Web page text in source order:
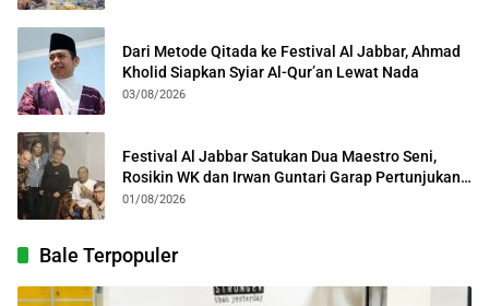
Dari Metode Qitada ke Festival Al Jabbar, Ahmad
Kholid Siapkan Syiar Al-Qur’an Lewat Nada
03/08/2026
Festival Al Jabbar Satukan Dua Maestro Seni,
Rosikin WK dan Irwan Guntari Garap Pertunjukan
Kolosal
01/08/2026
Bale Terpopuler